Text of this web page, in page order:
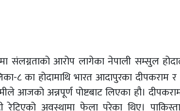
संलग्नताको आरोप लागेका नेपाली सम्सुल
८ का होदामाथि भारत आदापुरका दीपकराम
आजको अन्नपूर्ण पोष्टबाट लिएका हौ।
अवस्थामा फेला परेका थिए।